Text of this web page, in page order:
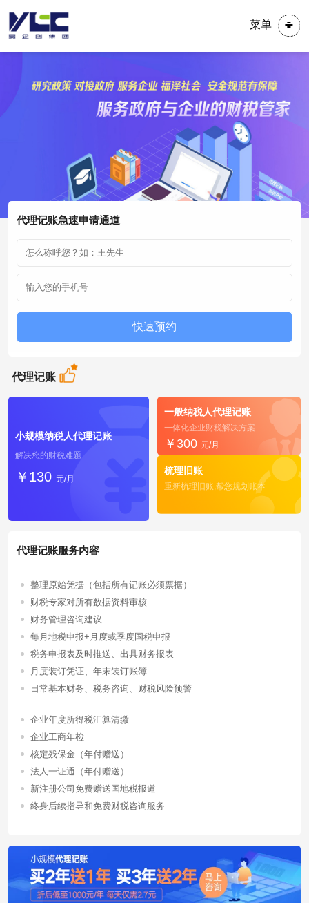
菜单
代理记账急速申请通道
代理记账
小规模纳税人代理记账
解决您的财税难题
￥130 元/月
一般纳税人代理记账
一体化企业财税解决方案
￥300元/月
梳理旧账
重新梳理旧账,帮您规划账本
代理记账服务内容
整理原始凭据（包括所有记账必须票据）
财税专家对所有数据资料审核
财务管理咨询建议
每月地税申报+月度或季度国税申报
税务申报表及时推送、出具财务报表
月度装订凭证、年末装订账簿
日常基本财务、税务咨询、财税风险预警
企业年度所得税汇算清缴
企业工商年检
核定残保金（年付赠送）
法人一证通（年付赠送）
新注册公司免费赠送国地税报道
终身后续指导和免费财税咨询服务